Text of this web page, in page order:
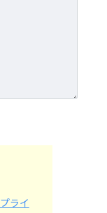
プライ